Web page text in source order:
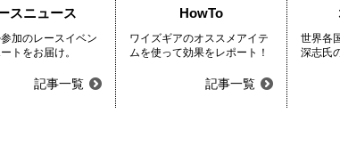
スニュース
加のレースイベン
トをお届け。
記事一覧
HowTo
ワイズギアのオススメアイテ
ムを使って効果をレポート！
記事一覧
世界各
深志氏